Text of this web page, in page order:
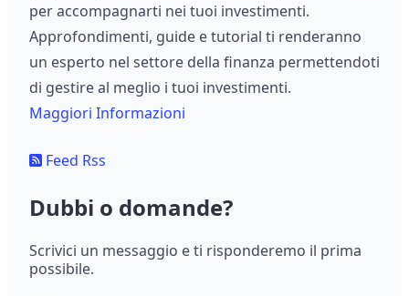
per accompagnarti nei tuoi investimenti.
Approfondimenti, guide e tutorial ti renderanno
un esperto nel settore della finanza permettendoti
di gestire al meglio i tuoi investimenti.
Maggiori Informazioni
Feed Rss
Dubbi o domande?
Scrivici un messaggio e ti risponderemo il prima
possibile.